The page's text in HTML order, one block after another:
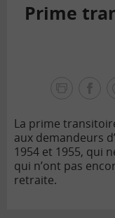
Prime
La prime
aux demandeurs
1954 et 1955, qui
qui n’ont pas
retraite.